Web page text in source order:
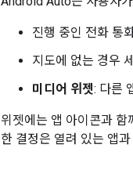
진행 중인 전화 통
지도에 없는 경우
미디어 위젯: 다른
위젯에는 앱 아이콘과
한 결정은 열려 있는 앱